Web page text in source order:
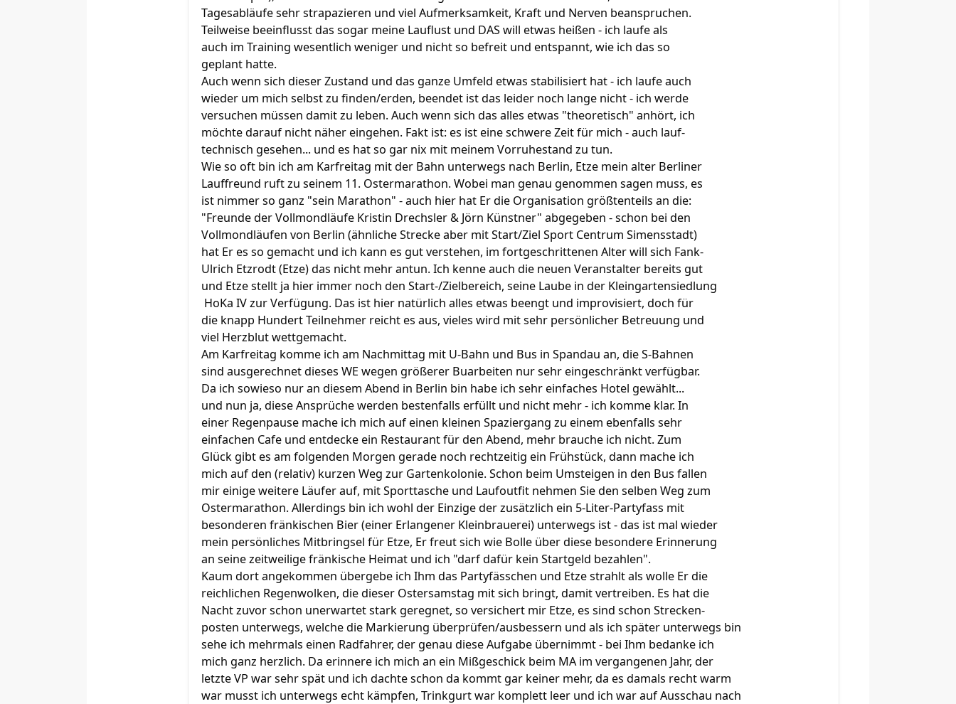
Tagesabläufe sehr strapazieren und viel Aufmerksamkeit, Kraft und Nerven beanspruchen.
Teilweise beeinflusst das sogar meine Lauflust und DAS will etwas heißen - ich laufe als
auch im Training wesentlich weniger und nicht so befreit und entspannt, wie ich das so
geplant hatte.
Auch wenn sich dieser Zustand und das ganze Umfeld etwas stabilisiert hat - ich laufe auch
wieder um mich selbst zu finden/erden, beendet ist das leider noch lange nicht - ich werde
versuchen müssen damit zu leben. Auch wenn sich das alles etwas "theoretisch" anhört, ich
möchte darauf nicht näher eingehen. Fakt ist: es ist eine schwere Zeit für mich - auch lauf-
technisch gesehen... und es hat so gar nix mit meinem Vorruhestand zu tun.
Wie so oft bin ich am Karfreitag mit der Bahn unterwegs nach Berlin, Etze mein alter Berliner
Lauffreund ruft zu seinem 11. Ostermarathon. Wobei man genau genommen sagen muss, es
ist nimmer so ganz "sein Marathon" - auch hier hat Er die Organisation größtenteils an die:
"Freunde der Vollmondläufe Kristin Drechsler & Jörn Künstner" abgegeben - schon bei den
Vollmondläufen von Berlin (ähnliche Strecke aber mit Start/Ziel Sport Centrum Simensstadt)
hat Er es so gemacht und ich kann es gut verstehen, im fortgeschrittenen Alter will sich Fank-
Ulrich Etzrodt (Etze) das nicht mehr antun. Ich kenne auch die neuen Veranstalter bereits gut
und Etze stellt ja hier immer noch den Start-/Zielbereich, seine Laube in der Kleingartensiedlung
HoKa IV zur Verfügung. Das ist hier natürlich alles etwas beengt und improvisiert, doch für
die knapp Hundert Teilnehmer reicht es aus, vieles wird mit sehr persönlicher Betreuung und
viel Herzblut wettgemacht.
Am Karfreitag komme ich am Nachmittag mit U-Bahn und Bus in Spandau an, die S-Bahnen
sind ausgerechnet dieses WE wegen größerer Buarbeiten nur sehr eingeschränkt verfügbar.
Da ich sowieso nur an diesem Abend in Berlin bin habe ich sehr einfaches Hotel gewählt...
und nun ja, diese Ansprüche werden bestenfalls erfüllt und nicht mehr - ich komme klar. In
einer Regenpause mache ich mich auf einen kleinen Spaziergang zu einem ebenfalls sehr
einfachen Cafe und entdecke ein Restaurant für den Abend, mehr brauche ich nicht. Zum
Glück gibt es am folgenden Morgen gerade noch rechtzeitig ein Frühstück, dann mache ich
mich auf den (relativ) kurzen Weg zur Gartenkolonie. Schon beim Umsteigen in den Bus fallen
mir einige weitere Läufer auf, mit Sporttasche und Laufoutfit nehmen Sie den selben Weg zum
Ostermarathon. Allerdings bin ich wohl der Einzige der zusätzlich ein 5-Liter-Partyfass mit
besonderen fränkischen Bier (einer Erlangener Kleinbrauerei) unterwegs ist - das ist mal wieder
mein persönliches Mitbringsel für Etze, Er freut sich wie Bolle über diese besondere Erinnerung
an seine zeitweilige fränkische Heimat und ich "darf dafür kein Startgeld bezahlen".
Kaum dort angekommen übergebe ich Ihm das Partyfässchen und Etze strahlt als wolle Er die
reichlichen Regenwolken, die dieser Ostersamstag mit sich bringt, damit vertreiben. Es hat die
Nacht zuvor schon unerwartet stark geregnet, so versichert mir Etze, es sind schon Strecken-
posten unterwegs, welche die Markierung überprüfen/ausbessern und als ich später unterwegs bin
sehe ich mehrmals einen Radfahrer, der genau diese Aufgabe übernimmt - bei Ihm bedanke ich
mich ganz herzlich. Da erinnere ich mich an ein Mißgeschick beim MA im vergangenen Jahr, der
letzte VP war sehr spät und ich dachte schon da kommt gar keiner mehr, da es damals recht warm
war musst ich unterwegs echt kämpfen, Trinkgurt war komplett leer und ich war auf Ausschau nach